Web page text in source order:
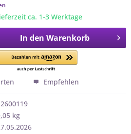
ca. 1-3 Werktage
In den Warenkorb
Empfehlen
kg